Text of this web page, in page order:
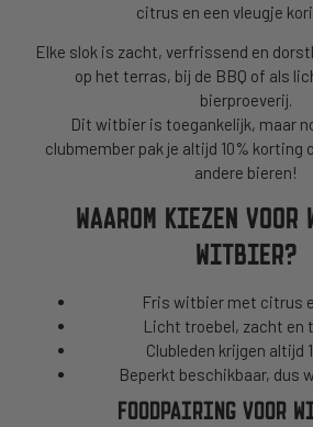
citrus en een vleugje
Elke slok is zacht, verfrissend en
op het terras, bij de BBQ of als
bierproeverij.
Dit witbier is toegankelijk, maar
clubmember pak je altijd 10% korting
andere bieren!
WAAROM KIEZEN
WITBIER?
Fris witbier met citrus
Licht troebel, zacht en
Clubleden krijgen altijd
Beperkt beschikbaar, dus
FOODPAIRING VOOR